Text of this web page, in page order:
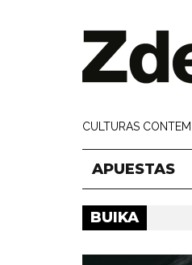
CULTURAS
APUESTAS
BUIKA